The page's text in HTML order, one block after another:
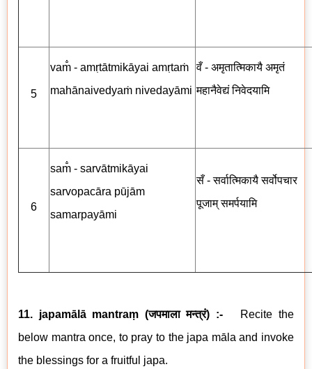
5
vam̐ - amṛtātmikāyai amṛtaṁ
mahānaivedyaṁ nivedayāmi
वँ - अमृतात्मिकायै अमृतं
महानैवेद्यं निवेदयामि
6
sam̐ - sarvātmikāyai
sarvopacāra pūjām
samarpayāmi
सँ - सर्वात्मिकायै सर्वोपचार
पूजाम् समर्पयामि
11. japamālā mantraṃ (जपमाला मन्त्रं) :- Recite the
below mantra once, to pray to the japa māla and invoke
the blessings for a fruitful japa.